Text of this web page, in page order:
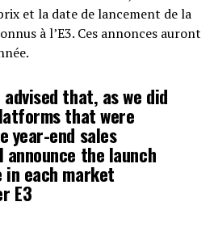
et la date de lancement de la
à l’E3. Ces annonces auront
that, as we did
that were
year-end sales
announce the launch
each market
E3